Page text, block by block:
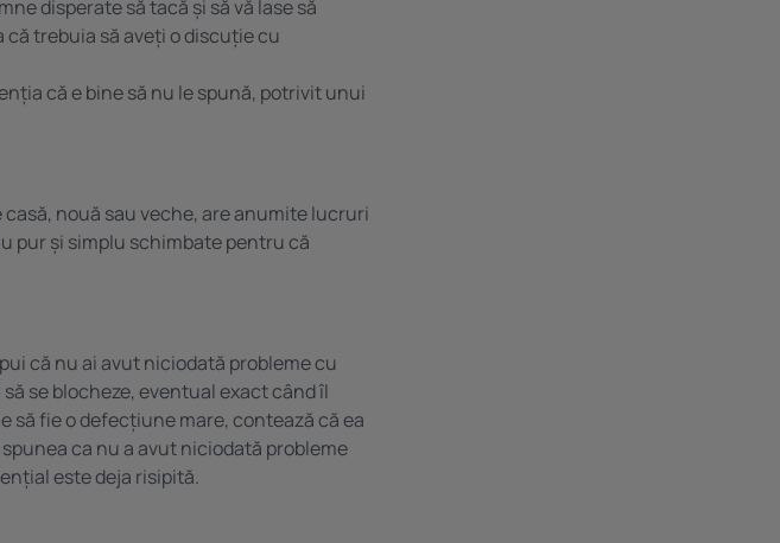
disperate să tacă și să vă lase să
trebuia să aveți o discuție cu
că e bine să nu le spună, potrivit unui
nouă sau veche, are anumite lucruri
pur și simplu schimbate pentru că
că nu ai avut niciodată probleme cu
se blocheze, eventual exact când îl
fie o defecțiune mare, contează că ea
ca nu a avut niciodată probleme
este deja risipită.